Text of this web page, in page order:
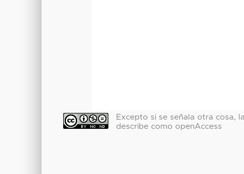
Excepto si se señala otra cosa,
describe como openAccess